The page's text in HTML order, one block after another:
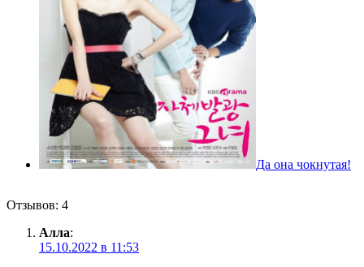
Да она чокнутая!
Отзывов: 4
Алла:
15.10.2022 в 11:53